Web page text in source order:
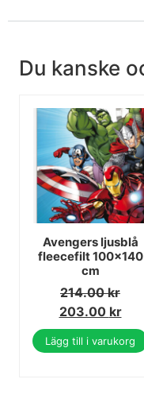
Du kanske
Avengers ljusblå
fleecefilt 100x140
cm
214.00kr
203.00 kr
Lägg till i varukorg